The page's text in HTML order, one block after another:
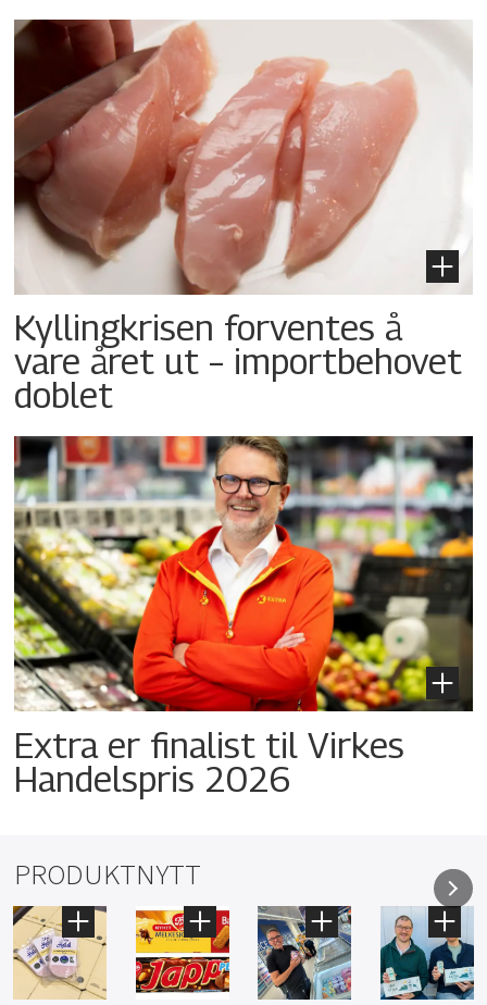
Kyllingkrisen forventes å
vare året ut – importbehovet
doblet
Extra er finalist til Virkes
Handelspris 2026
PRODUKTNYTT